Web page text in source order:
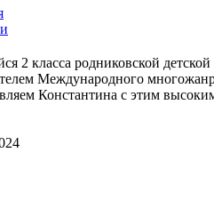
2 класса родниковской
Международного
Константина с этим